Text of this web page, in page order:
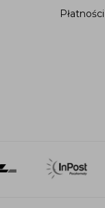
Płatności